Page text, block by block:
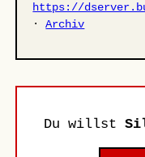
https://
·Archiv
Du willst